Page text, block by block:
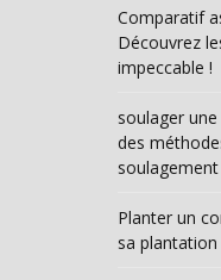
Comparatif
Découvrez
impeccable !
soulager
des
Planter un
sa